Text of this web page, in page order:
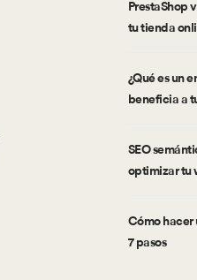
PrestaShop
tu tienda
¿Qué es un
beneficia a
SEO
optimizar tu
Cómo hacer
7 pasos